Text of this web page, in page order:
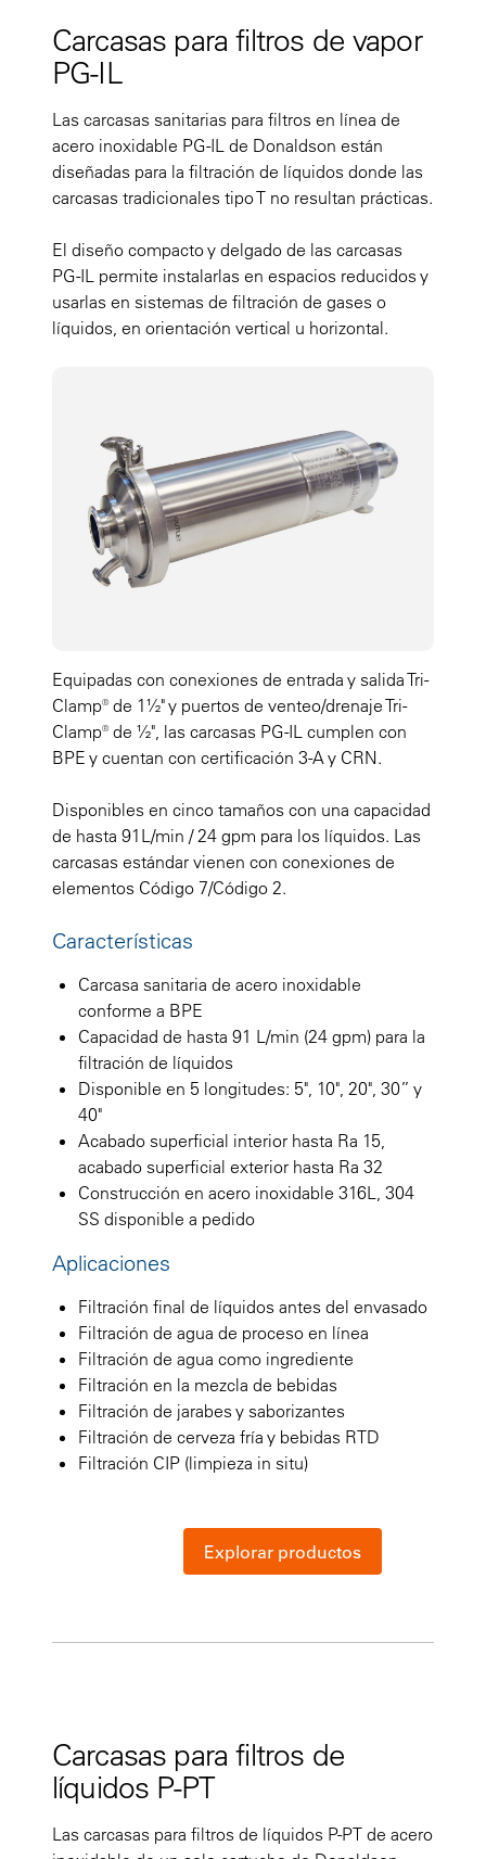
Carcasas para filtros de vapor
PG-IL
Las carcasas sanitarias para filtros en línea de
acero inoxidable PG-IL de Donaldson están
diseñadas para la filtración de líquidos donde las
carcasas tradicionales tipo T no resultan prácticas.
El diseño compacto y delgado de las carcasas
PG-IL permite instalarlas en espacios reducidos y
usarlas en sistemas de filtración de gases o
líquidos, en orientación vertical u horizontal.
Equipadas con conexiones de entrada y salida Tri-
Clamp® de 1½" y puertos de venteo/drenaje Tri-
Clamp® de ½", las carcasas PG-IL cumplen con
BPE y cuentan con certificación 3-A y CRN.
Disponibles en cinco tamaños con una capacidad
de hasta 91L/min / 24 gpm para los líquidos. Las
carcasas estándar vienen con conexiones de
elementos Código 7/Código 2.
Características
Carcasa sanitaria de acero inoxidable
conforme a BPE
Capacidad de hasta 91 L/min (24 gpm) para la
filtración de líquidos
Disponible en 5 longitudes: 5", 10", 20", 30” y
40"
Acabado superficial interior hasta Ra 15,
acabado superficial exterior hasta Ra 32
Construcción en acero inoxidable 316L, 304
SS disponible a pedido
Aplicaciones
Filtración final de líquidos antes del envasado
Filtración de agua de proceso en línea
Filtración de agua como ingrediente
Filtración en la mezcla de bebidas
Filtración de jarabes y saborizantes
Filtración de cerveza fría y bebidas RTD
Filtración CIP (limpieza in situ)
Explorar productos
Carcasas para filtros de
líquidos P-PT
Las carcasas para filtros de líquidos P-PT de acero